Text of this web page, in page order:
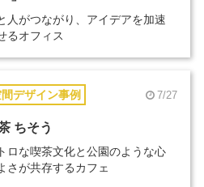
人がつながり、アイデアを加速
るオフィス
間デザイン事例 7/27
ちそう
ロな喫茶文化と公園のような心
さが共存するカフェ